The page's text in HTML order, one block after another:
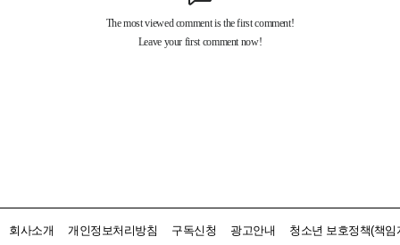
회사소개 개인정보처리방침 구독신청 광고안내 청소년 보호정책(책임